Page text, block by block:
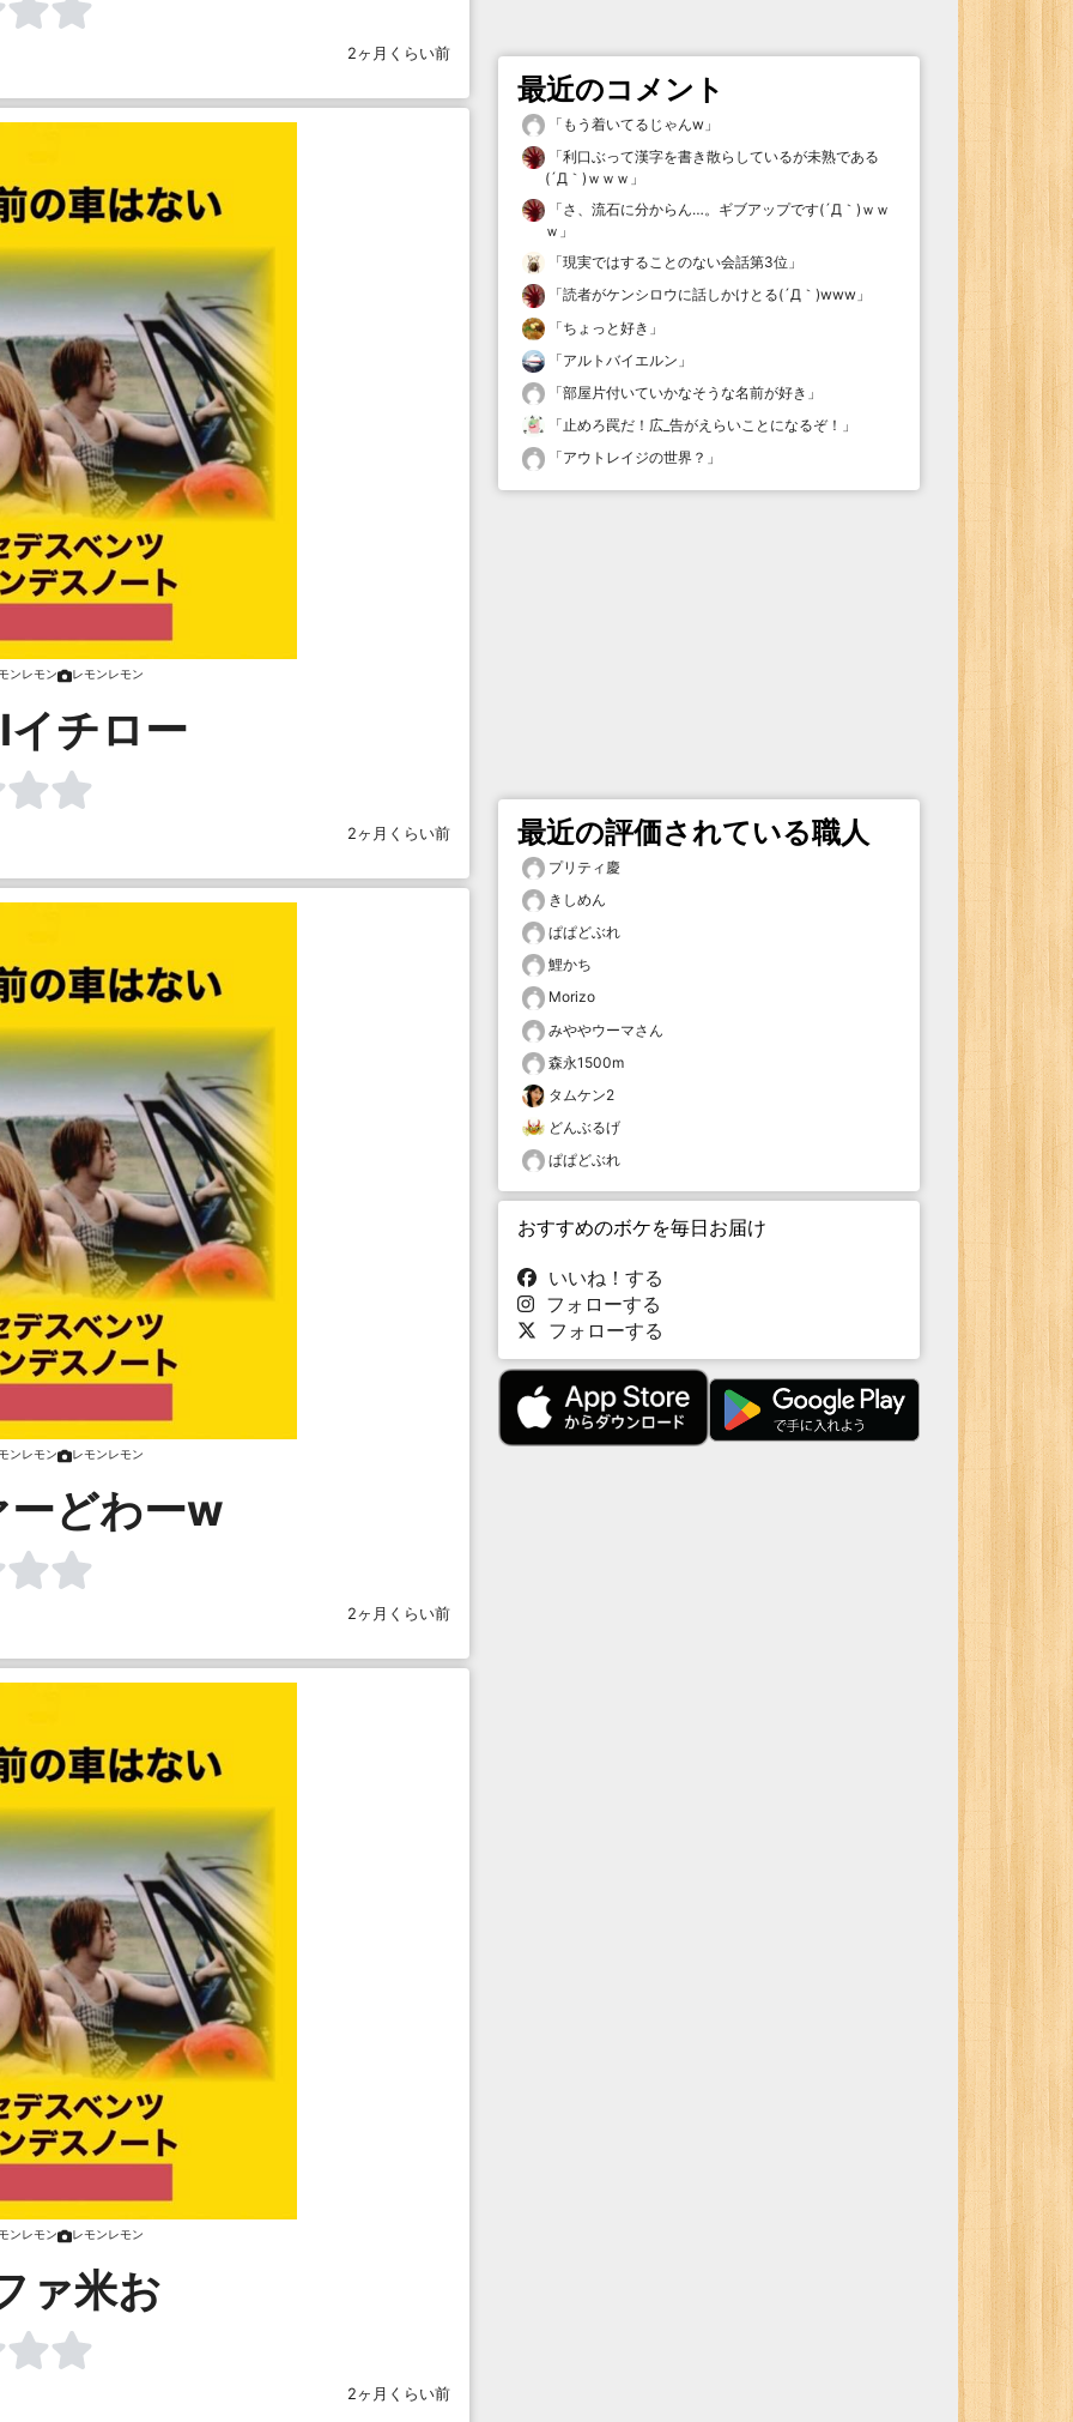
2ヶ月くらい前
ンレモン レモンレモン
チロー
2ヶ月くらい前
ンレモン レモンレモン
どわーw
2ヶ月くらい前
ンレモン レモンレモン
ァ米お
2ヶ月くらい前
最近のコメント
「 もう着いてるじゃんw 」
「利口ぶって漢字を書き散らしているが未熟である
(´Д｀)ｗｗｗ 」
「さ、流石に分からん…。ギブアップです(´Д｀)ｗｗ
ｗ 」
「現実ではすることのない会話第3位 」
「読者がケンシロウに話しかけとる(´Д｀)www 」
「ちょっと好き 」
「アルトバイエルン 」
「部屋片付いていかなそうな名前が好き 」
「止めろ罠だ！広_告がえらいことになるぞ！ 」
「アウトレイジの世界？ 」
最近の評価されている職人
プリティ慶
きしめん
ぱぱどぶれ
鯉かち
Morizo
みややウーマさん
森永1500m
タムケン2
どんぶるげ
ぱぱどぶれ
おすすめのボケを毎日お届け
いいね！する
フォローする
フォローする